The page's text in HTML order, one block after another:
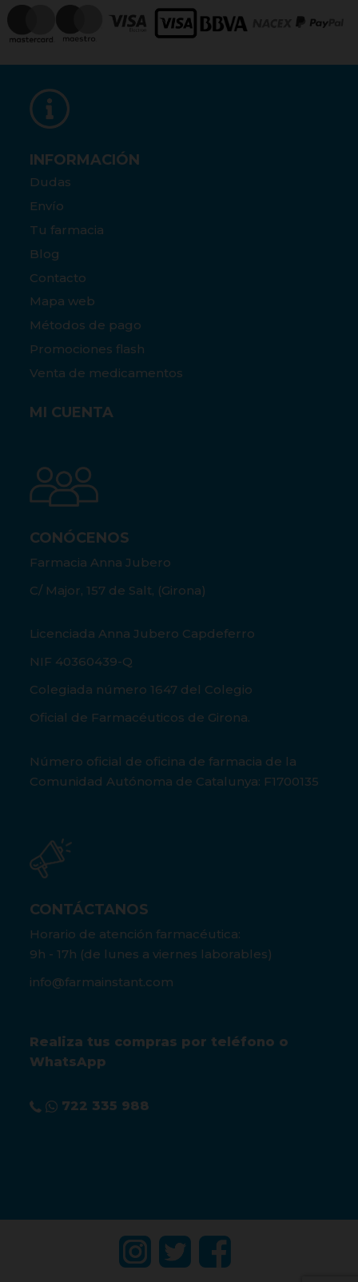
INFORMACIÓN
Dudas
Envío
Tu farmacia
Blog
Contacto
Mapa web
Métodos de pago
Promociones flash
Venta de medicamentos
MI CUENTA
CONÓCENOS
Farmacia Anna Jubero
C/ Major, 157 de Salt, (Girona)
Licenciada Anna Jubero Capdeferro
NIF 40360439-Q
Colegiada número 1647 del Colegio
Oficial de Farmacéuticos de Girona.
Número oficial de oficina de farmacia de la
Comunidad Autónoma de Catalunya: F1700135
CONTÁCTANOS
Horario de atención farmacéutica:
9h - 17h (de lunes a viernes laborables)
info@farmainstant.com
Realiza tus compras por teléfono o
WhatsApp
722 335 988